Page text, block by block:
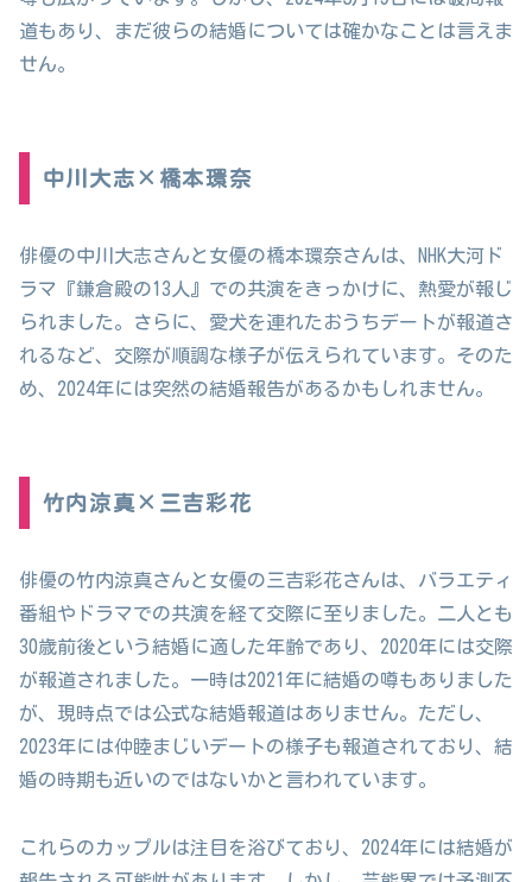
道もあり、まだ彼らの結婚については確かなことは言えま
せん。
中川大志×橋本環奈
俳優の中川大志さんと女優の橋本環奈さんは、NHK大河ド
ラマ『鎌倉殿の13人』での共演をきっかけに、熱愛が報じ
られました。さらに、愛犬を連れたおうちデートが報道さ
れるなど、交際が順調な様子が伝えられています。そのた
め、2024年には突然の結婚報告があるかもしれません。
竹内涼真×三吉彩花
俳優の竹内涼真さんと女優の三吉彩花さんは、バラエティ
番組やドラマでの共演を経て交際に至りました。二人とも
30歳前後という結婚に適した年齢であり、2020年には交際
が報道されました。一時は2021年に結婚の噂もありました
が、現時点では公式な結婚報道はありません。ただし、
2023年には仲睦まじいデートの様子も報道されており、結
婚の時期も近いのではないかと言われています。
これらのカップルは注目を浴びており、2024年には結婚が